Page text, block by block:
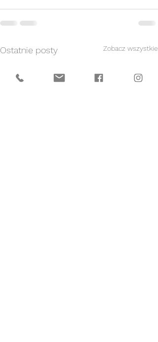
Ostatnie posty Zobacz wszystkie